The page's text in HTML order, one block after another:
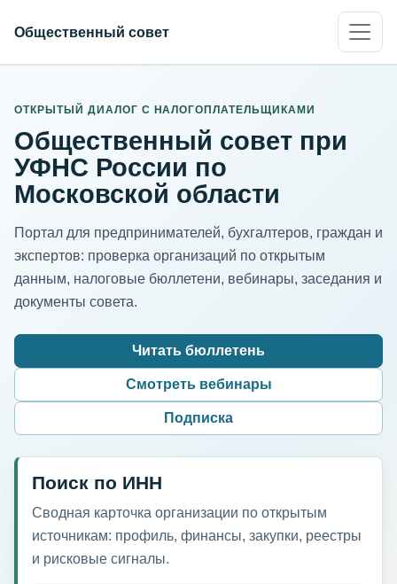
Общественный совет
ОТКРЫТЫЙ ДИАЛОГ С НАЛОГОПЛАТЕЛЬЩИКАМИ
Общественный совет при
УФНС России по
Московской области
Портал для предпринимателей, бухгалтеров, граждан и
экспертов: проверка организаций по открытым
данным, налоговые бюллетени, вебинары, заседания и
документы совета.
Читать бюллетень
Смотреть вебинары
Подписка
Поиск по ИНН
Сводная карточка организации по открытым
источникам: профиль, финансы, закупки, реестры
и рисковые сигналы.
ИНН организации
Адрес для нормализации